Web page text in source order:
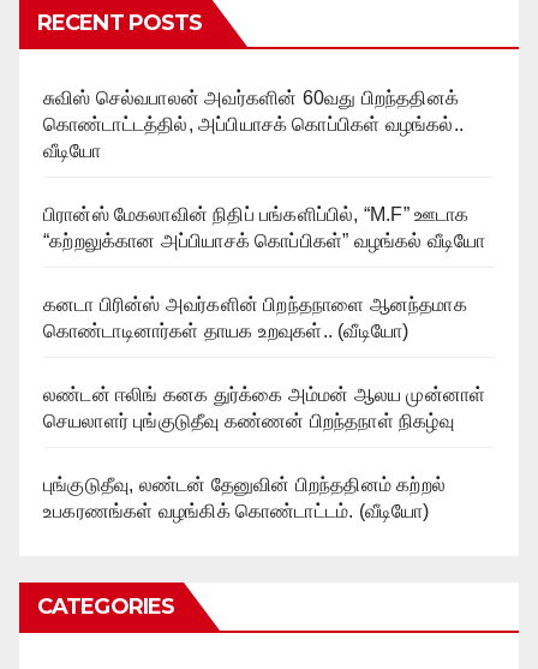
RECENT POSTS
சுவிஸ் செல்வபாலன் அவர்களின் 60வது பிறந்ததினக்
கொண்டாட்டத்தில், அப்பியாசக் கொப்பிகள் வழங்கல்..
வீடியோ
பிரான்ஸ் மேகலாவின் நிதிப் பங்களிப்பில், “M.F” ஊடாக
“கற்றலுக்கான அப்பியாசக் கொப்பிகள்” வழங்கல் வீடியோ
கனடா பிரின்ஸ் அவர்களின் பிறந்தநாளை ஆனந்தமாக
கொண்டாடினார்கள் தாயக உறவுகள்.. (வீடியோ)
லண்டன் ஈலிங் கனக துர்க்கை அம்மன் ஆலய முன்னாள்
செயலாளர் புங்குடுதீவு கண்ணன் பிறந்தநாள் நிகழ்வு
புங்குடுதீவு, லண்டன் தேனுவின் பிறந்ததினம் கற்றல்
உபகரணங்கள் வழங்கிக் கொண்டாட்டம். (வீடியோ)
CATEGORIES